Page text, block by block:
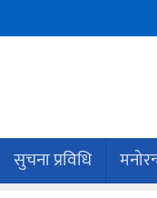
सुचना प्रविधि